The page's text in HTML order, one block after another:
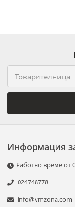
Информация
Работно време от
024748778
info@vmzona.com